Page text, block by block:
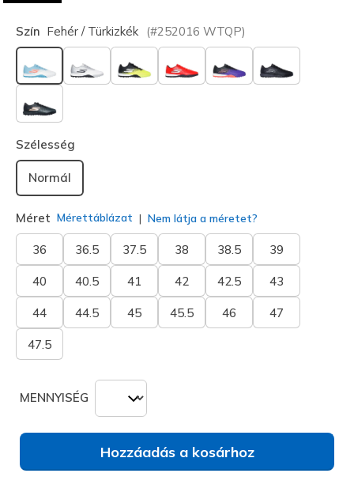
Szín Fehér / Türkizkék (#252016 WTQP)
kiválasztva
Szélesség
Normál
Méret Mérettáblázat Nem látja a méretet?
36 36.5 37.5 38 38.5 39
40 40.5 41 42 42.5 43
44 44.5 45 45.5 46 47
47.5
MENNYISÉG
Hozzáadás a kosárhoz